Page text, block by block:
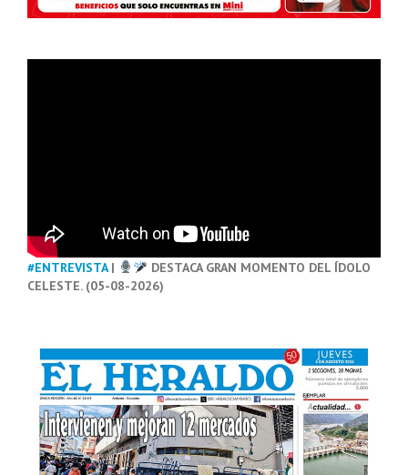
#ENTREVISTA|
DESTACA GRAN MOMENTO DEL ÍDOLO
CELESTE. (05-08-2026)